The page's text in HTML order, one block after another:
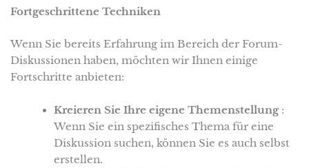
Fortgeschrittene Techniken
Wenn Sie bereits Erfahrung im Bereich der Forum-
Diskussionen haben, möchten wir Ihnen einige
Fortschritte anbieten:
Kreieren Sie Ihre eigene Themenstellung :
Wenn Sie ein spezifisches Thema für eine
Diskussion suchen, können Sie es auch selbst
erstellen.